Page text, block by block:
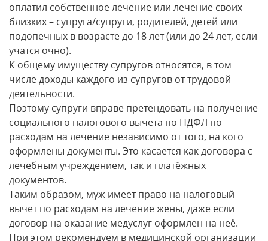
оплатил собственное лечение или лечение своих
близких – супруга/супруги, родителей, детей или
подопечных в возрасте до 18 лет (или до 24 лет, если
учатся очно).
К общему имуществу супругов относятся, в том
числе доходы каждого из супругов от трудовой
деятельности.
Поэтому супруги вправе претендовать на получение
социального налогового вычета по НДФЛ по
расходам на лечение независимо от того, на кого
оформлены документы. Это касается как договора с
лечебным учреждением, так и платёжных
документов.
Таким образом, муж имеет право на налоговый
вычет по расходам на лечение жены, даже если
договор на оказание медуслуг оформлен на неё.
При этом рекомендуем в медицинской организации